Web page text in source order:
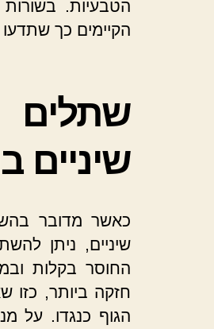
הטבעיות.
הקיימים כך
שיניים
כאשר מדובר
שיניים, ניתן
החוסר בקלות
חזקה ביותר, כזו
הגוף כנגדו. על